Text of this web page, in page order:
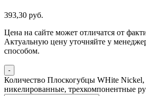
393,30 руб.
Цена на сайте может отличатся от
Актуальную цену уточняйте у
способом.
-
Количество Плоскогубцы WHite
никелированные, трехкомпонентные